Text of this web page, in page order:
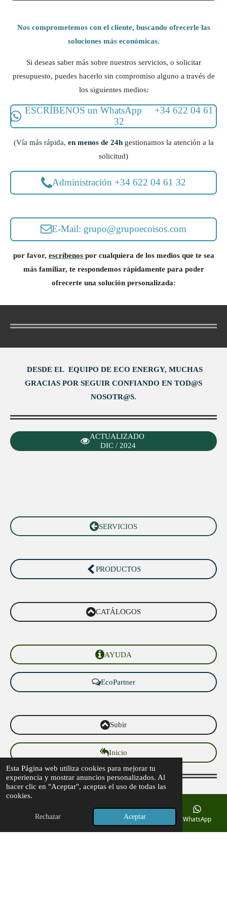
Esta Página web utiliza cookies para mejorar tu
experiencia y mostrar anuncios personalizados. Al
hacer clic en "Aceptar", aceptas el uso de todas las
cookies.
Rechazar Aceptar
Nos comprometemos con el cliente, buscando ofrecerle las
soluciones más económicas.
Si deseas saber más sobre nuestros servicios, o solicitar
presupuesto, puedes hacerlo sin compromiso alguno a través de
los siguientes medios:
ESCRÍBENOS un WhatsApp +34 622 04 61
32
(Vía más rápida, en menos de 24h gestionamos la atención a la
solicitud)
Administración +34 622 04 61 32
E-Mail: grupo@grupoecoisos.com
por favor, escríbenos por cualquiera de los medios que te sea
más familiar, te respondemos rápidamente para poder
ofrecerte una solución personalizada:
DESDE EL EQUIPO DE ECO ENERGY, MUCHAS
GRACIAS POR SEGUIR CONFIANDO EN TOD@S
NOSOTR@S.
ACTUALIZADO
DIC / 2024
SERVICIOS
PRODUCTOS
CATÁLOGOS
AYUDA
EcoPartner
Subir
Inicio
© 2024 Grupo corporativo ECO I SOS. Todos los derechos
Correo electrónico Mapa WhatsApp